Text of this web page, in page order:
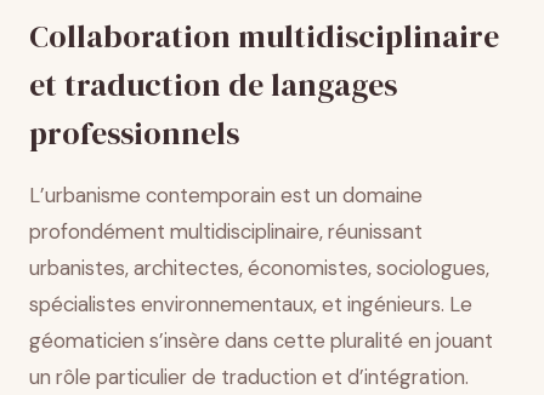
Collaboration multidisciplinaire
et traduction de langages
professionnels
L’urbanisme contemporain est un domaine
profondément multidisciplinaire, réunissant
urbanistes, architectes, économistes, sociologues,
spécialistes environnementaux, et ingénieurs. Le
géomaticien s’insère dans cette pluralité en jouant
un rôle particulier de traduction et d’intégration.